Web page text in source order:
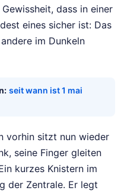
dass in einer
eines sicher ist: Das
im Dunkeln
seit wann ist 1 mai
vorhin sitzt nun wieder
seine Finger gleiten
kurzes Knistern im
der Zentrale. Er legt